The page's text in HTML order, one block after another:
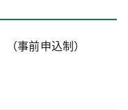
事前申込制）